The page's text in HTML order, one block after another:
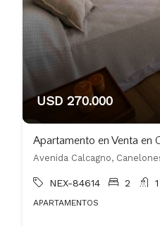
USD 270.000
Apartamento en Venta en
Avenida Calcagno,
NEX-84614 2 1
APARTAMENTOS